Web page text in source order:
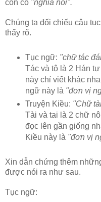
còn có "nghĩa nói".
Chúng ta đối chiếu câu
thấy rõ.
Tục ngữ: "chữ tác
Tác và tộ là 2 Hán
này chỉ viết khác
ngữ này là "đơn vị
Truyện Kiều: "Chữ
Tài và tai là 2 chữ
đọc lên gần giống
Kiều này là "đơn vị
Xin dẫn chứng thêm
được nói ra như sau.
Tục ngữ: